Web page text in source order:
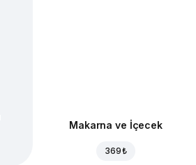
Makarna ve İçecek
369 ₺